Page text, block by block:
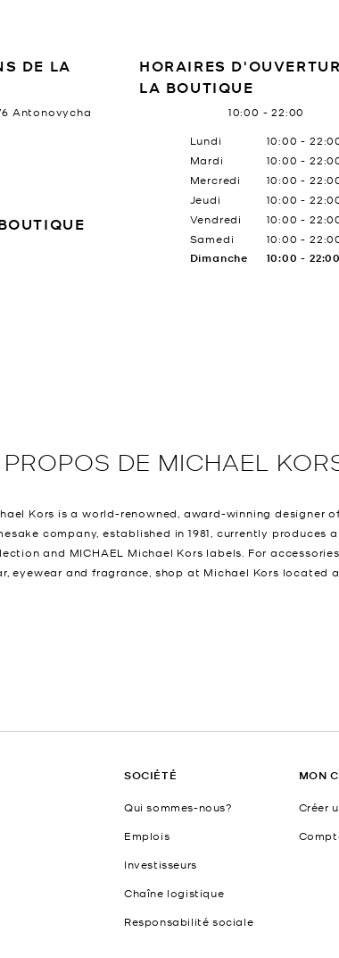
DE LA
Antonovycha
HORAIRES
LA BOUTIQUE
10:00 -22:00
Jour de la semaine Heures
Lundi 10:00 -
Mardi
10:00 -
Mercredi
10:00 -
Jeudi
10:00 -
Vendredi
10:00 -
Samedi
10:00 -
Dimanche 10:00 - 22:00
DE MICHAEL
Kors is a world-renowned, award-winning designer
company, established in 1981, currently
and MICHAEL Michael Kors labels. For
eyewear and fragrance, shop at Michael Kors located
SOCIÉTÉ
Qui sommes-nous?
Emplois
Investisseurs
Chaîne logistique
Responsabilité sociale
MON
Créer